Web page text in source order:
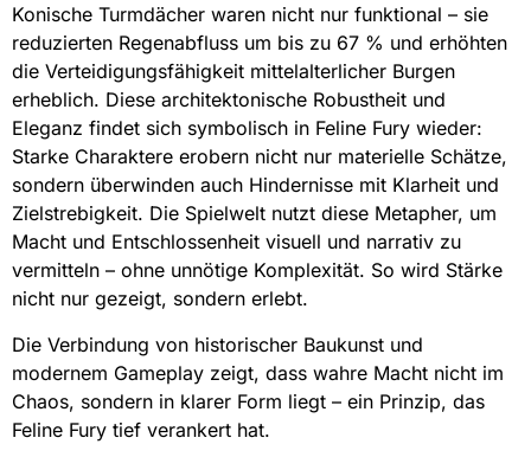
Konische Turmdächer waren nicht nur funktional – sie
reduzierten Regenabfluss um bis zu 67 % und erhöhten
die Verteidigungsfähigkeit mittelalterlicher Burgen
erheblich. Diese architektonische Robustheit und
Eleganz findet sich symbolisch in Feline Fury wieder:
Starke Charaktere erobern nicht nur materielle Schätze,
sondern überwinden auch Hindernisse mit Klarheit und
Zielstrebigkeit. Die Spielwelt nutzt diese Metapher, um
Macht und Entschlossenheit visuell und narrativ zu
vermitteln – ohne unnötige Komplexität. So wird Stärke
nicht nur gezeigt, sondern erlebt.
Die Verbindung von historischer Baukunst und
modernem Gameplay zeigt, dass wahre Macht nicht im
Chaos, sondern in klarer Form liegt – ein Prinzip, das
Feline Fury tief verankert hat.